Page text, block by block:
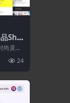
Sho
尚灵
24